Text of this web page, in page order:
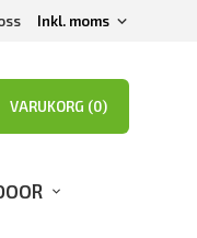
VARUKORG (0)